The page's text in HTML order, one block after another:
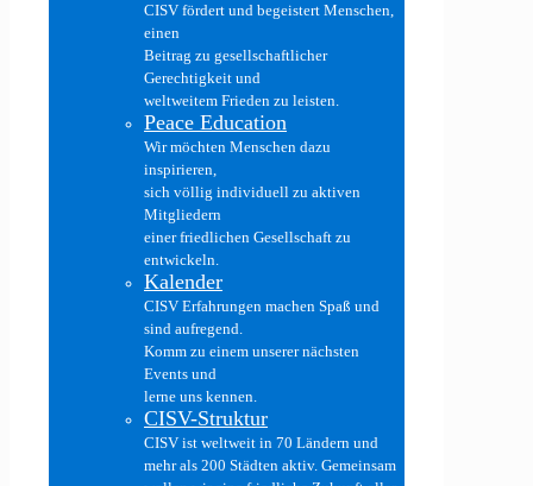
CISV fördert und begeistert Menschen,
einen
Beitrag zu gesellschaftlicher
Gerechtigkeit und
weltweitem Frieden zu leisten.
Peace Education
Wir möchten Menschen dazu
inspirieren,
sich völlig individuell zu aktiven
Mitgliedern
einer friedlichen Gesellschaft zu
entwickeln.
Kalender
CISV Erfahrungen machen Spaß und
sind aufregend.
Komm zu einem unserer nächsten
Events und
lerne uns kennen.
CISV-Struktur
CISV ist weltweit in 70 Ländern und
mehr als 200 Städten aktiv. Gemeinsam